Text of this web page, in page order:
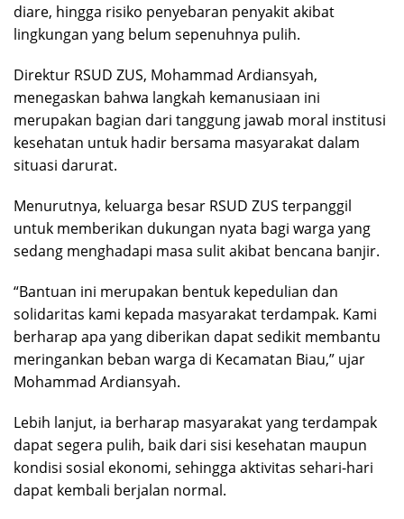
diare, hingga risiko penyebaran penyakit akibat
lingkungan yang belum sepenuhnya pulih.
Direktur RSUD ZUS, Mohammad Ardiansyah,
menegaskan bahwa langkah kemanusiaan ini
merupakan bagian dari tanggung jawab moral institusi
kesehatan untuk hadir bersama masyarakat dalam
situasi darurat.
Menurutnya, keluarga besar RSUD ZUS terpanggil
untuk memberikan dukungan nyata bagi warga yang
sedang menghadapi masa sulit akibat bencana banjir.
“Bantuan ini merupakan bentuk kepedulian dan
solidaritas kami kepada masyarakat terdampak. Kami
berharap apa yang diberikan dapat sedikit membantu
meringankan beban warga di Kecamatan Biau,” ujar
Mohammad Ardiansyah.
Lebih lanjut, ia berharap masyarakat yang terdampak
dapat segera pulih, baik dari sisi kesehatan maupun
kondisi sosial ekonomi, sehingga aktivitas sehari-hari
dapat kembali berjalan normal.